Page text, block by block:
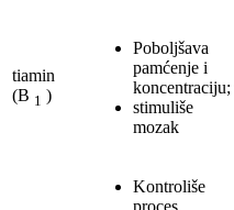
tiamin
(B 1 )
Poboljšava
pamćenje i
koncentraciju;
stimuliše
mozak
Kontroliše